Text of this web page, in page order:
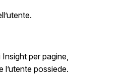
per pagine,
l’utente possiede.